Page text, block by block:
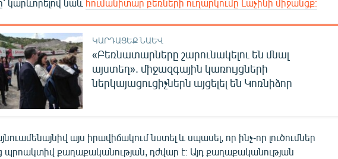
կարևորելով նաև հումանիտար բեռների ուղարկումը Լաչինի միջանցք։
ԿԱՐԴԱՑԵՔ ՆԱԵՎ
«Բեռնատարները շարունակելու են մնալ
այստեղ». միջազգային կառույցների
ներկայացուցիչներն այցելել են Կոռնիձոր
այս իրավիճակում նստել և սպասել, որ ինչ-որ լուծումներ
պրոակտիվ քաղաքականության, դժվար է։ Այդ քաղաքականության